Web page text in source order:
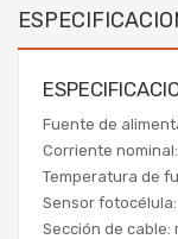
Fuente de
Corriente nominal:
Temperatura de
Sensor fotocélula:
Sección de cable: